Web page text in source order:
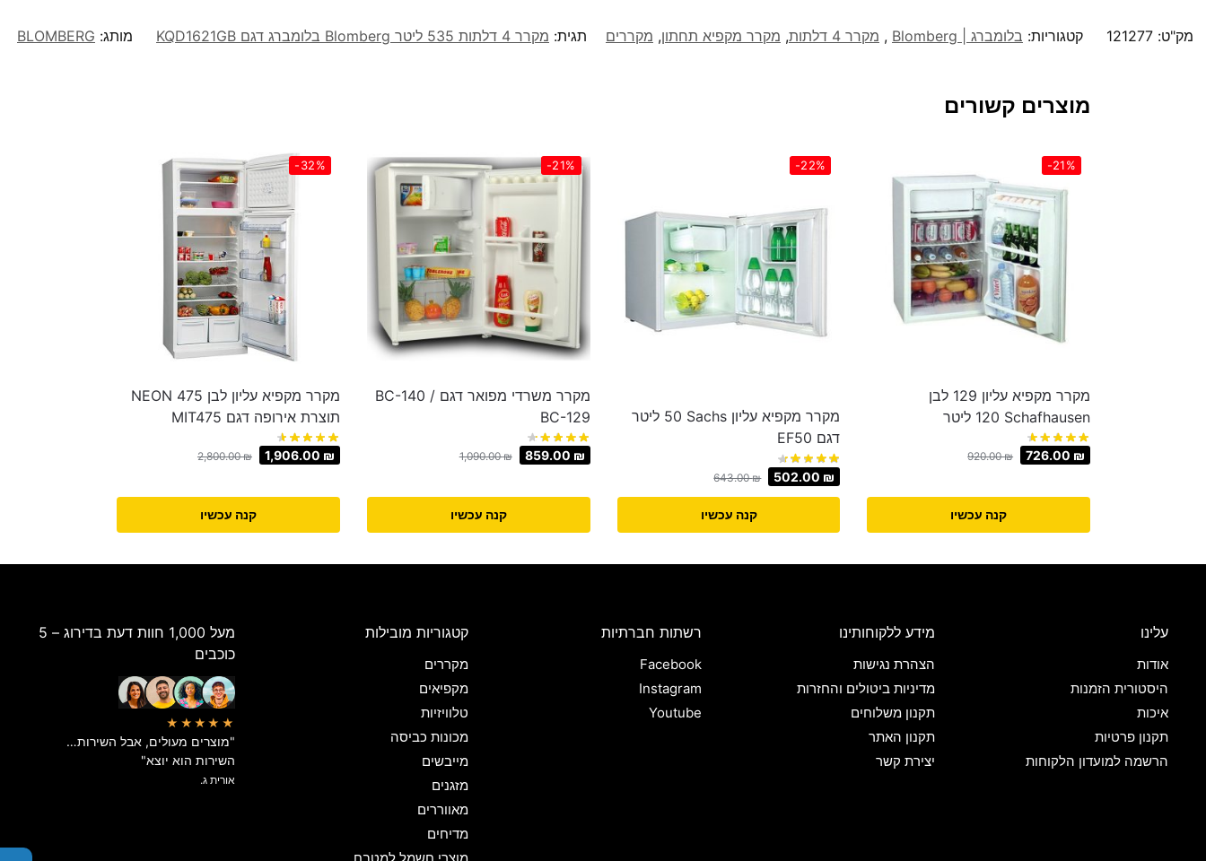
מק"ט: 121277 קטגוריות: בלומברג | Blomberg , מקרר 4 דלתות , מקרר מקפיא תחתון, מקררים תגית: מקרר 4 דלתות 535 ליטר Blomberg בלומברג דגם KQD1621GB מותג: BLOMBERG
מוצרים קשורים
-21%
מקרר מקפיא עליון 129 לבן
Schafhausen ‏120 ‏ליטר
920.00₪ 726.00 ₪
קנה עכשיו
-22%
מקרר מקפיא עליון Sachs ‏50 ‏ליטר
דגם EF50
643.00₪ 502.00 ₪
קנה עכשיו
-21%
מקרר משרדי מפואר דגם BC-140 /
BC-129
1,090.00₪ 859.00 ₪
קנה עכשיו
-32%
מקרר מקפיא עליון לבן 475 NEON
תוצרת אירופה דגם MIT475
2,800.00₪ 1,906.00 ₪
קנה עכשיו
עלינו
אודות
היסטורית הזמנות
איכות
תקנון פרטיות
הרשמה למועדון הלקוחות
מידע ללקוחותינו
הצהרת נגישות
מדיניות ביטולים והחזרות
תקנון משלוחים
תקנון האתר
יצירת קשר
רשתות חברתיות
Facebook
Instagram
Youtube
קטגוריות מובילות
מקררים
מקפיאים
טלוויזיות
מכונות כביסה
מייבשים
מזגנים
מאווררים
מדיחים
מוצרי חשמל למטבח
מעל 1,000 חוות דעת בדירוג – 5
כוכבים
★★★★★
"מוצרים מעולים, אבל השירות…
השירות הוא יוצא"
אורית ג.